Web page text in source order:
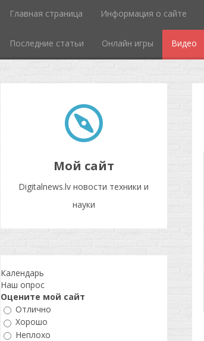
Главная страница Информация о сайте
Последние статьи Онлайн игры Видео
Мой сайт
Digitalnews.lv новости техники и
науки
Календарь
Наш опрос
Оцените мой сайт
Отлично
Хорошо
Неплохо